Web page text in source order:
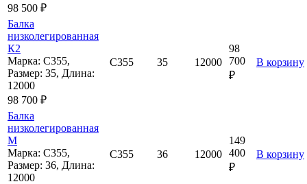
98 500 ₽
Балка
низколегированная
К2
Марка: С355,
Размер: 35, Длина:
12000
98 700 ₽
С355 35 12000
98
700
₽
В корзину
Балка
низколегированная
М
Марка: С355,
Размер: 36, Длина:
12000
С355 36 12000
149
400
₽
В корзину